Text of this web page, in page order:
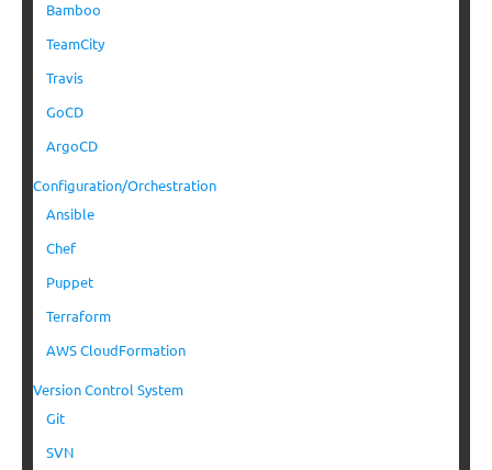
Bamboo
TeamCity
Travis
GoCD
ArgoCD
Configuration/Orchestration
Ansible
Chef
Puppet
Terraform
AWS CloudFormation
Version Control System
Git
SVN